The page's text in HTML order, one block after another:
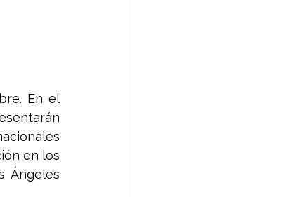
En el
en los
Ángeles